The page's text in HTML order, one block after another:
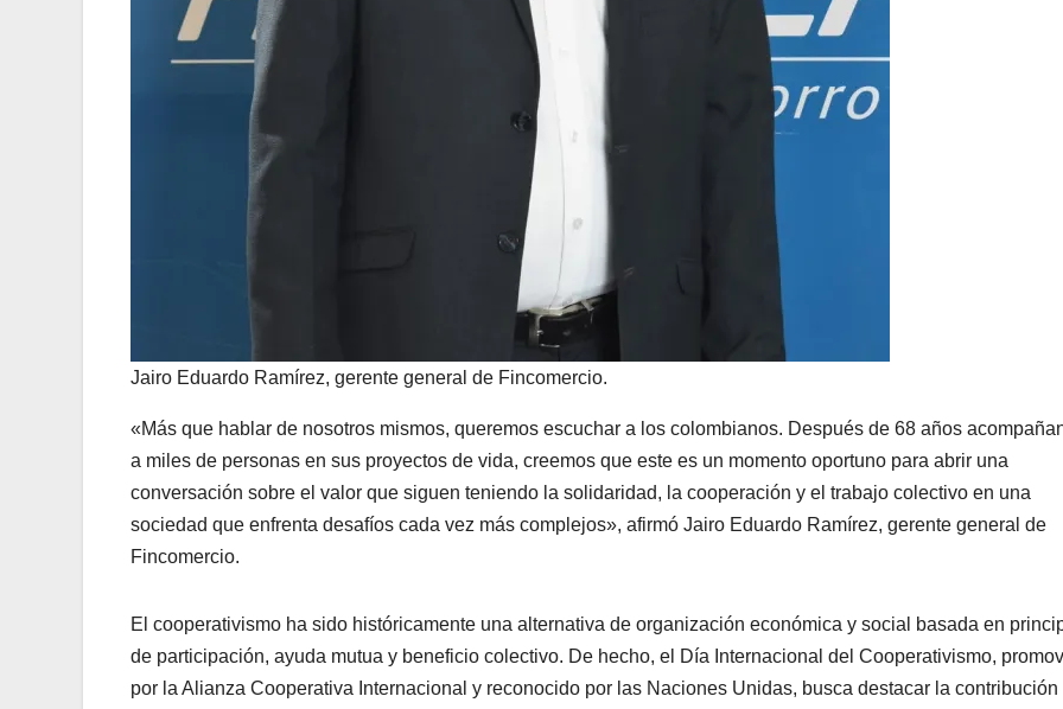
Jairo Eduardo Ramírez, gerente general de Fincomercio.
«Más que hablar de nosotros mismos, queremos escuchar a los colombianos. Después de 68 años
a miles de personas en sus proyectos de vida, creemos que este es un momento oportuno para abrir una
conversación sobre el valor que siguen teniendo la solidaridad, la cooperación y el trabajo colectivo en una
sociedad que enfrenta desafíos cada vez más complejos», afirmó Jairo Eduardo Ramírez, gerente general de
Fincomercio.
El cooperativismo ha sido históricamente una alternativa de organización económica y social basada en
de participación, ayuda mutua y beneficio colectivo. De hecho, el Día Internacional del Cooperativismo,
por la Alianza Cooperativa Internacional y reconocido por las Naciones Unidas, busca destacar la contribución